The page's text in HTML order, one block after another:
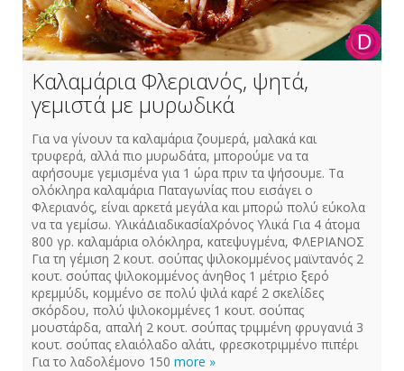
Καλαμάρια Φλεριανός, ψητά,
γεμιστά με μυρωδικά
Για να γίνουν τα καλαμάρια ζουμερά, μαλακά και
τρυφερά, αλλά πιο μυρωδάτα, μπορούμε να τα
αφήσουμε γεμισμένα για 1 ώρα πριν τα ψήσουμε. Τα
ολόκληρα καλαμάρια Παταγωνίας που εισάγει ο
Φλεριανός, είναι αρκετά μεγάλα και μπορώ πολύ εύκολα
να τα γεμίσω. ΥλικάΔιαδικασίαΧρόνος Υλικά Για 4 άτομα
800 γρ. καλαμάρια ολόκληρα, κατεψυγμένα, ΦΛΕΡΙΑΝΟΣ
Για τη γέμιση 2 κουτ. σούπας ψιλοκομμένος μαϊντανός 2
κουτ. σούπας ψιλοκομμένος άνηθος 1 μέτριο ξερό
κρεμμύδι, κομμένο σε πολύ ψιλά καρέ 2 σκελίδες
σκόρδου, πολύ ψιλοκομμένες 1 κουτ. σούπας
μουστάρδα, απαλή 2 κουτ. σούπας τριμμένη φρυγανιά 3
κουτ. σούπας ελαιόλαδο αλάτι, φρεσκοτριμμένο πιπέρι
Για το λαδολέμονο 150 more »